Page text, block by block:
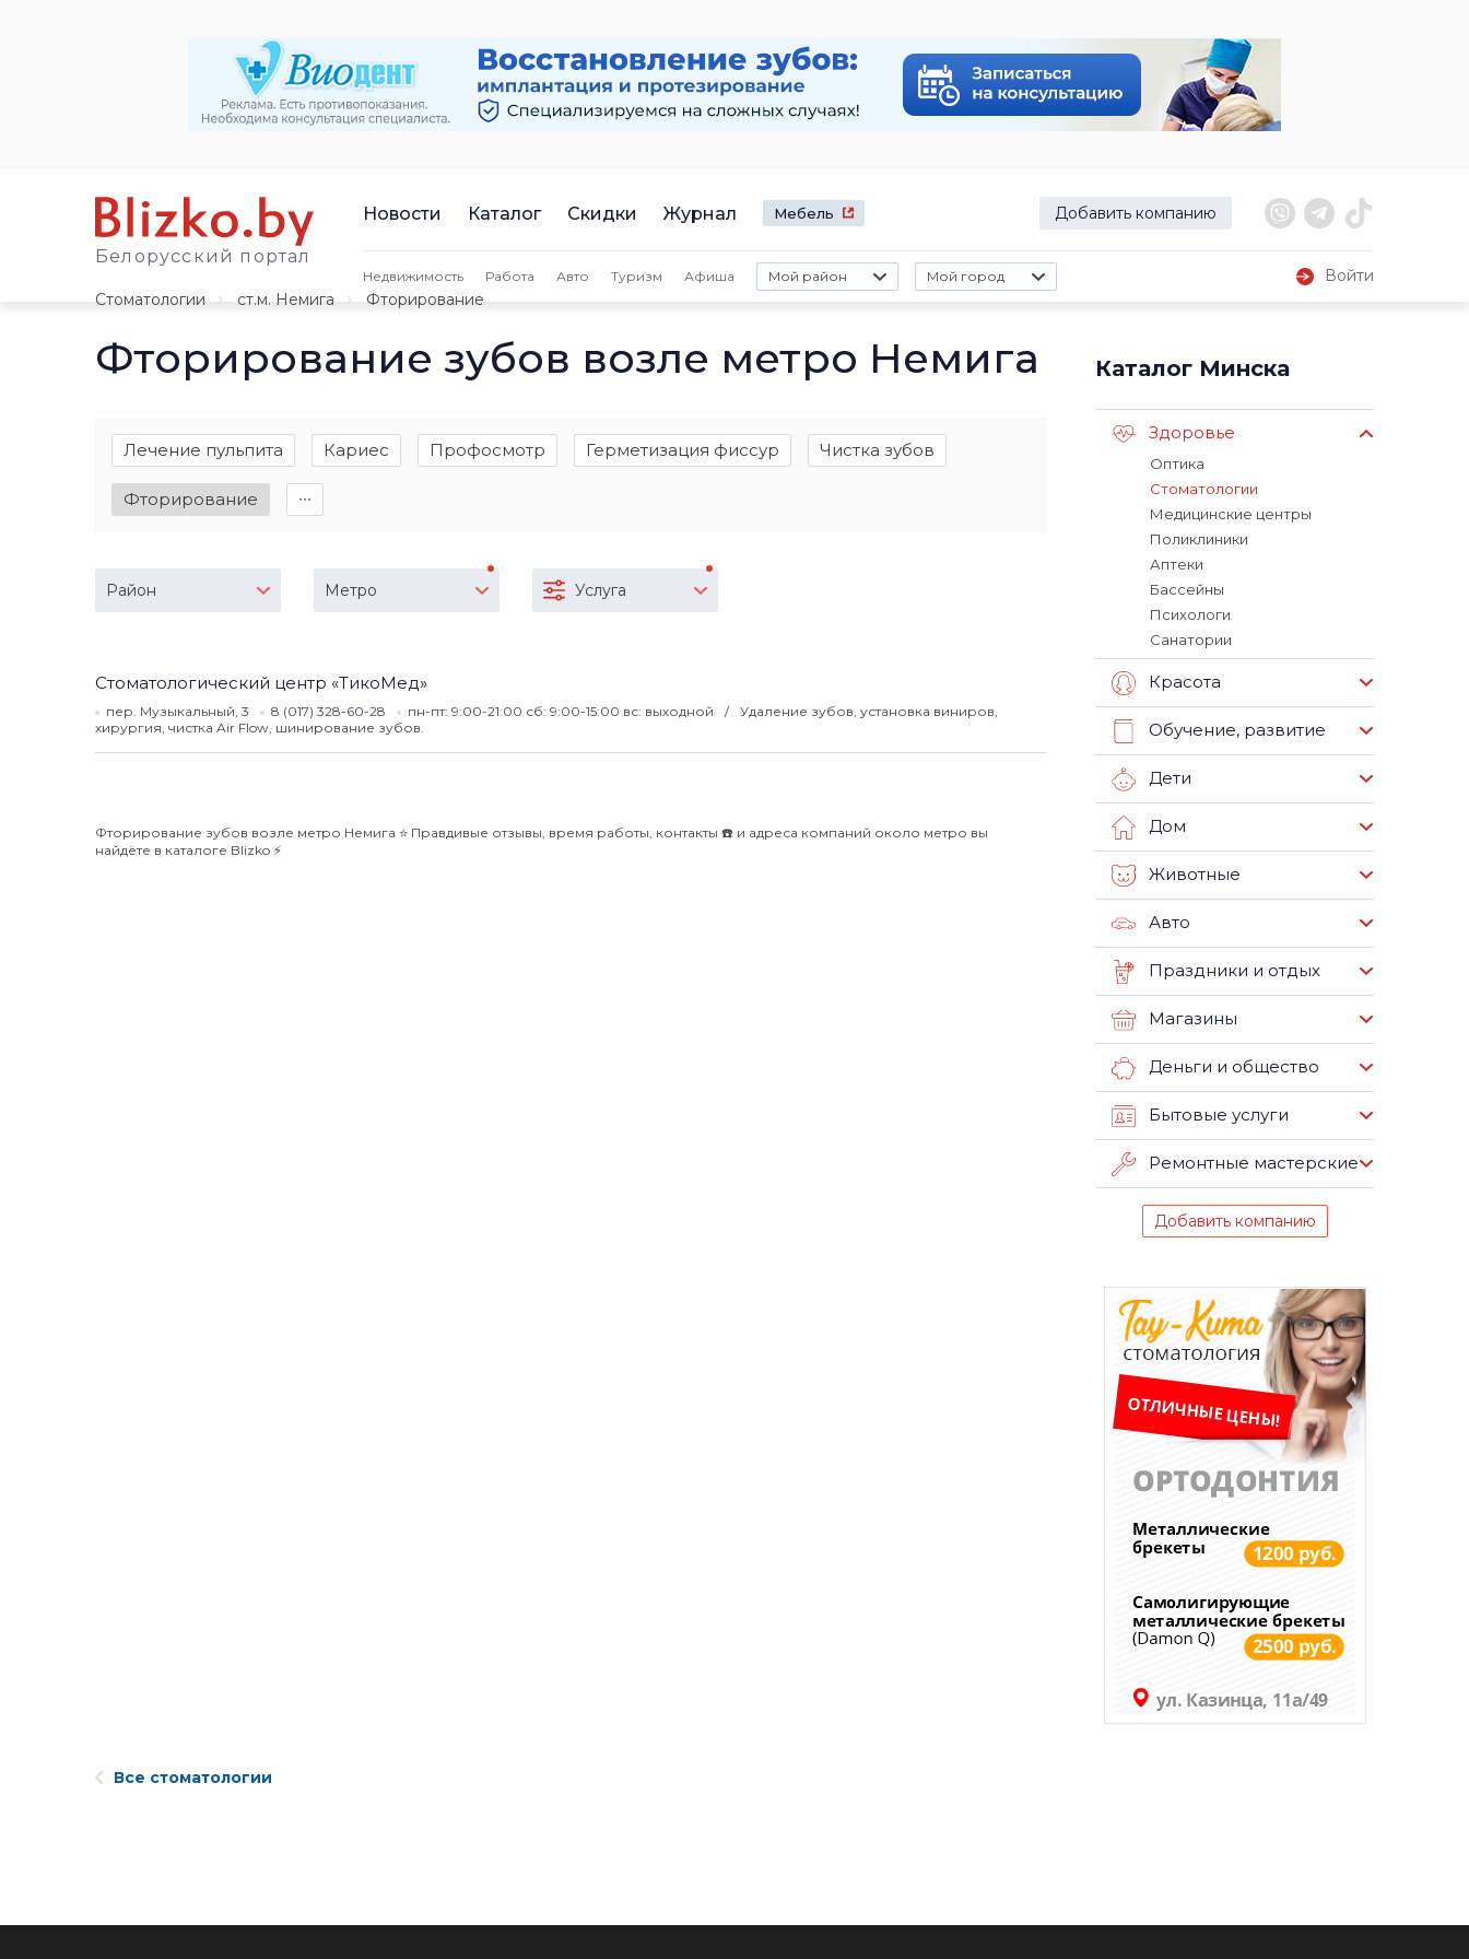
Белорусский портал
Новости Каталог Скидки Журнал Мебель Добавить компанию
Недвижимость Работа Авто Туризм Афиша Мой район Мой город
Войти
Стоматологии
ст.м. Немига Фторирование
Фторирование зубов возле метро Немига
Лечение пульпита Кариес Профосмотр Герметизация фиссур Чистка зубов
Фторирование ∙∙∙
Район Метро Услуга
Стоматологический центр «ТикоМед»
пер. Музыкальный, 3 8 (017) 328-60-28 пн-пт: 9:00-21:00 сб: 9:00-15:00 вс: выходной
Удаление зубов, установка виниров,
хирургия, чистка Air Flow, шинирование зубов.
Фторирование зубов возле метро Немига ⭐️ Правдивые отзывы, время работы, контакты ☎️ и адреса компаний около метро вы
найдёте в каталоге Blizko ⚡️
Каталог Минска
Здоровье
Оптика
Стоматологии
Медицинские центры
Поликлиники
Аптеки
Бассейны
Психологи
Санатории
Красота
Обучение, развитие
Дети
Дом
Животные
Авто
Праздники и отдых
Магазины
Деньги и общество
Бытовые услуги
Ремонтные мастерские
Добавить компанию
Все стоматологии